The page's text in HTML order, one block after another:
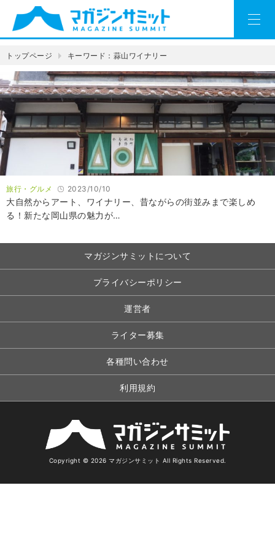
トップページ キーワード：蒜山ワイナリー
旅行・グルメ 2023/10/10
大自然からアート、ワイナリー、昔ながらの街並みまで楽しめ
る！新たな岡山県の魅力が…
マガジンサミットについて
プライバシーポリシー
運営者
ライター募集
各種問い合わせ
利用規約
Copyright © 2026 マガジンサミット All Rights Reserved.